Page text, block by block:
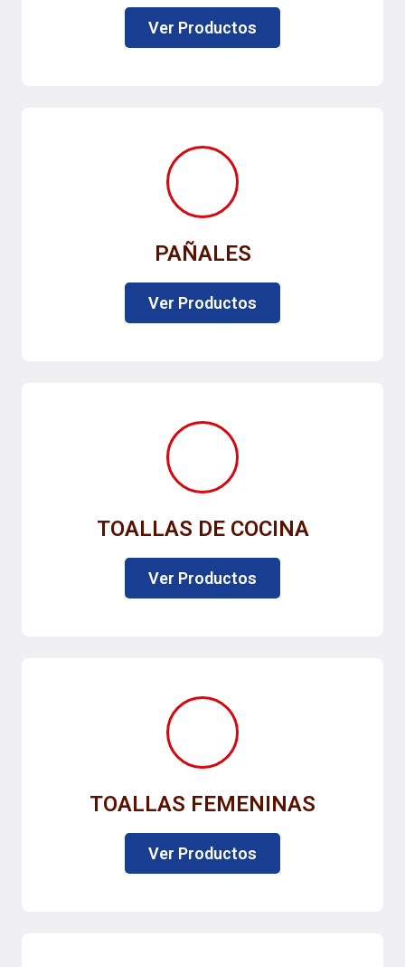
Ver Productos
PAÑALES
Ver Productos
TOALLAS DE COCINA
Ver Productos
TOALLAS FEMENINAS
Ver Productos